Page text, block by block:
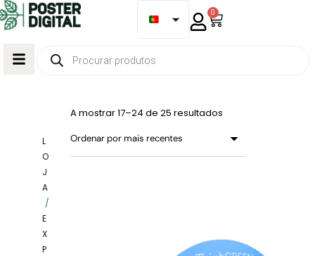
0
L
O
J
A
/
E
X
P
A mostrar 17–24 de 25 resultados